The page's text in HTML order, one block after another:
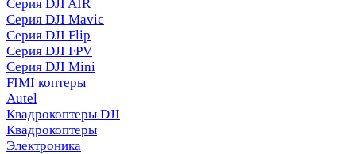
Серия DJI AIR
Серия DJI Mavic
Серия DJI Flip
Серия DJI FPV
Серия DJI Mini
FIMI коптеры
Autel
Квадрокоптеры DJI
Квадрокоптеры
Электроника